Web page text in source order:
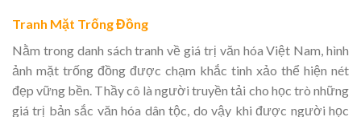
Tranh Mặt Trống Đồng
Nằm trong danh sách tranh về giá trị văn hóa Việt Nam, hình
ảnh mặt trống đồng được chạm khắc tinh xảo thể hiện nét
đẹp vững bền. Thầy cô là người truyền tải cho học trò những
giá trị bản sắc văn hóa dân tộc, do vậy khi được người học